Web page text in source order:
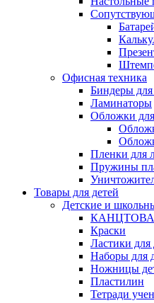
Офисная техника
Биндеры для
Ламинаторы
Обложки для
Пленки для
Пружины
Товары для детей
Детские и
Краски
Ластики для
Наборы для
Ножницы
Пластилин
Тетради